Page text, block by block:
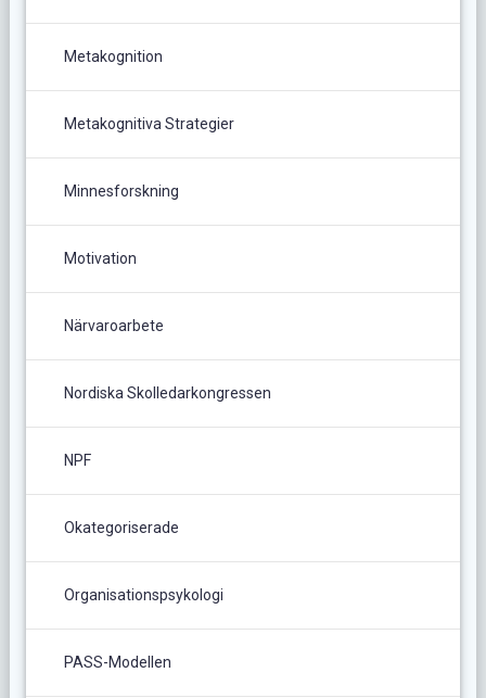
Metakognition
Metakognitiva Strategier
Minnesforskning
Motivation
Närvaroarbete
Nordiska Skolledarkongressen
NPF
Okategoriserade
Organisationspsykologi
PASS-Modellen